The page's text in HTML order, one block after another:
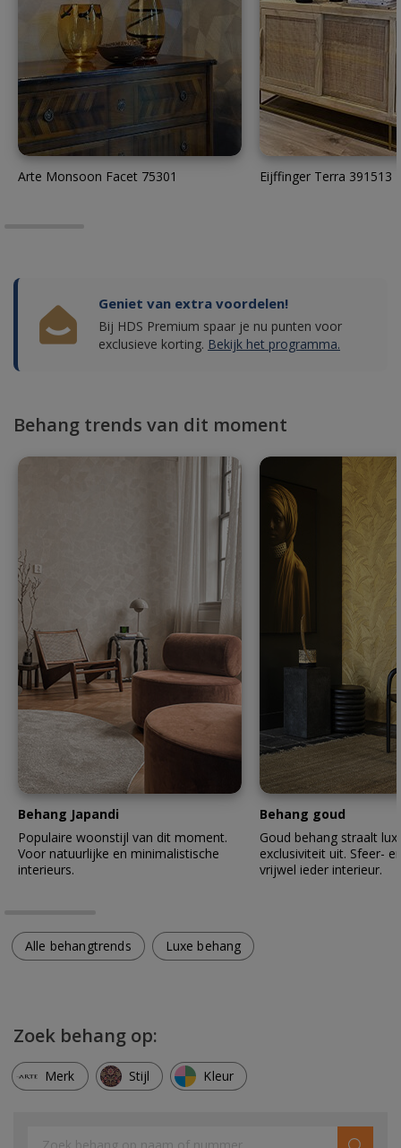
Arte Monsoon Facet 75301 Eijffinger Terra 391513
Geniet van extra voordelen!
Bij HDS Premium spaar je nu punten voor
exclusieve korting. Bekijk het programma.
Behang trends van dit moment
Behang Japandi
Populaire woonstijl van dit moment.
Voor natuurlijke en minimalistische
interieurs.
Behang goud
Goud behang straalt
exclusiviteit uit. Sfeer-
vrijwel ieder interieur.
Alle behangtrends Luxe behang
Zoek behang op:
Merk Stijl Kleur